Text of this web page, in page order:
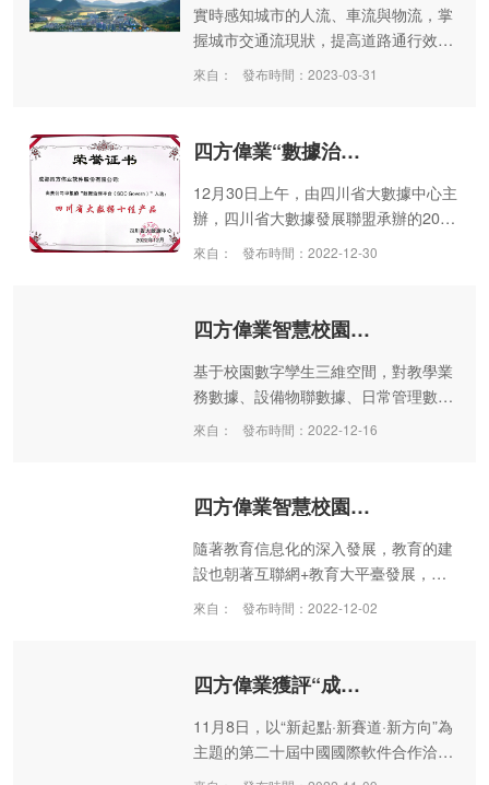
托數字技術構筑的多跨融合為基礎，利
用數字孿生可視化等前沿技術應用，將
結合，充分發揮態勢監測、應急指揮、
作用。
實時感知城市的人流、車流與物流，掌
握城市交通流現狀，提高道路通行效
率；實時監測城市中各類事件的發生，
產業經濟，從重大項目到營商環境，洞
察區域內經濟發展狀況，輔助經濟政策
的制定與落實；健全教育、醫療、養
老、就業與救助體系，發現各類民生問
政府的轉變......當前，智慧城市加快建
人民群眾生活帶來實實在在的便利。
來自： 發布時間：2023-03-31
四方偉業“數據治理平臺（SDC Govern）” 獲評2022四川省大數據“十佳產品”
12月30日上午，由四川省大數據中心主
辦，四川省大數據發展聯盟承辦的2022
四川大數據年會在成都舉辦。年會以黨
展示了我省一年來數字四川建設成就。
重慶市大數據應用發展管理局、四川省
級有關部門、省內大數據主管機構和專
家學者、企業和社團組織代表200余人
參加會議，四川省人大常委會副主任何
延政、省大數據中心主任顧紅松出席活
來自： 發布時間：2022-12-30
四方偉業智慧校園大數據解決方案專題連載（二）
基于校園數字孿生三維空間，對教學業
務數據、設備物聯數據、日常管理數
據，融入校園監測，構建運營監測指
現、跨部門協同、高效處置、及時反饋
的完整閉環效果，輔助管理者全面掌控
校園運行態勢，實行“人、車、地、事、
物”的統一融合的可視化監測服務。
來自： 發布時間：2022-12-16
四方偉業智慧校園大數據解決方案專題連載(一)
隨著教育信息化的深入發展，教育的建
設也朝著互聯網+教育大平臺發展，基
于此，智慧校園需迎合教育行業的趨勢
專題連載文稿第一篇，接下來四方偉業
將從智慧校園IOC、校園智慧大腦、校
園數據底座及四方偉業智慧校園案例等
視角，全方位解讀智慧校園建設，敬請
來自： 發布時間：2022-12-02
四方偉業獲評“成都軟件20年影響力軟件企業”
11月8日，以“新起點·新賽道·新方向”為
主題的第二十屆中國國際軟件合作洽談
會在蓉舉行。會上發布了成都軟件20年